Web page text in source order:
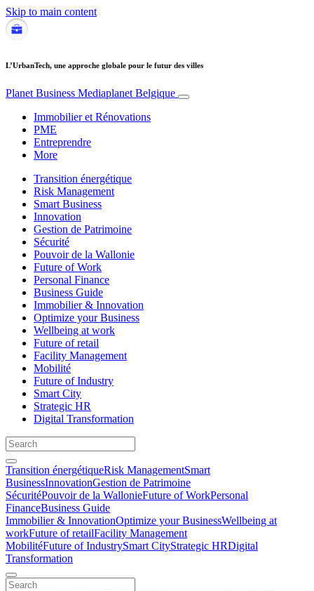
Skip to main content
L’UrbanTech, une approche globale pour le futur des villes
Planet Business Mediaplanet Belgique
Immobilier et Rénovations
PME
Entreprendre
More
Transition énergétique
Risk Management
Smart Business
Innovation
Gestion de Patrimoine
Sécurité
Pouvoir de la Wallonie
Future of Work
Personal Finance
Business Guide
Immobilier & Innovation
Optimize your Business
Wellbeing at work
Future of retail
Facility Management
Mobilité
Future of Industry
Smart City
Strategic HR
Digital Transformation
Transition énergétiqueRisk ManagementSmart
BusinessInnovationGestion de Patrimoine
SécuritéPouvoir de la WallonieFuture of WorkPersonal
FinanceBusiness Guide
Immobilier & InnovationOptimize your BusinessWellbeing at
workFuture of retailFacility Management
MobilitéFuture of IndustrySmart CityStrategic HRDigital
Transformation